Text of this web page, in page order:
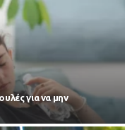
για να μην